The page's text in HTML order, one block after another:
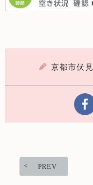
京都市伏
PREV